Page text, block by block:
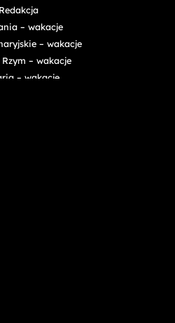
Redakcja
– wakacje
– wakacje
Rzym – wakacje
– wakacje